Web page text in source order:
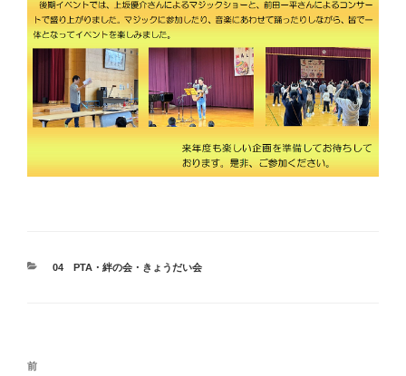
カ
04 PTA・絆の会・きょうだい会
投
前
前